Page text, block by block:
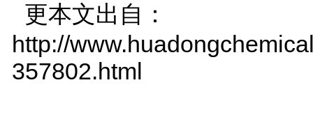
更本文出自：
http://
357802.html